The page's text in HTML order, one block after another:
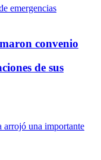
convenio
de sus